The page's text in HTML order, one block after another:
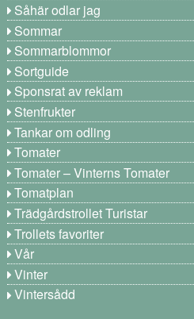
Såhär odlar jag
Sommar
Sommarblommor
Sortguide
Sponsrat av reklam
Stenfrukter
Tankar om odling
Tomater
Tomater – Vinterns Tomater
Tomatplan
Trädgårdstrollet Turistar
Trollets favoriter
Vår
Vinter
Vintersådd